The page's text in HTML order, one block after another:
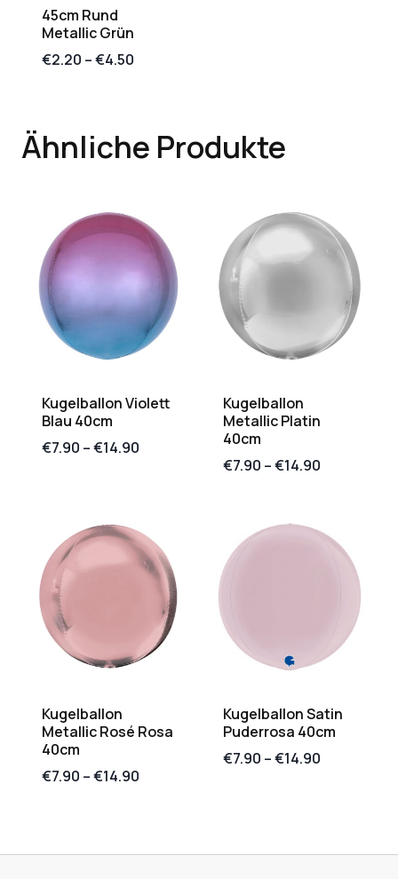
45cm Rund
Metallic Grün
€2.20 –€4.50
Ähnliche Produkte
Kugelballon Violett
Blau 40cm
€7.90 –€14.90
Kugelballon
Metallic Platin
40cm
€7.90 –€14.90
Kugelballon
Metallic Rosé Rosa
40cm
€7.90 –€14.90
Kugelballon Satin
Puderrosa 40cm
€7.90 –€14.90